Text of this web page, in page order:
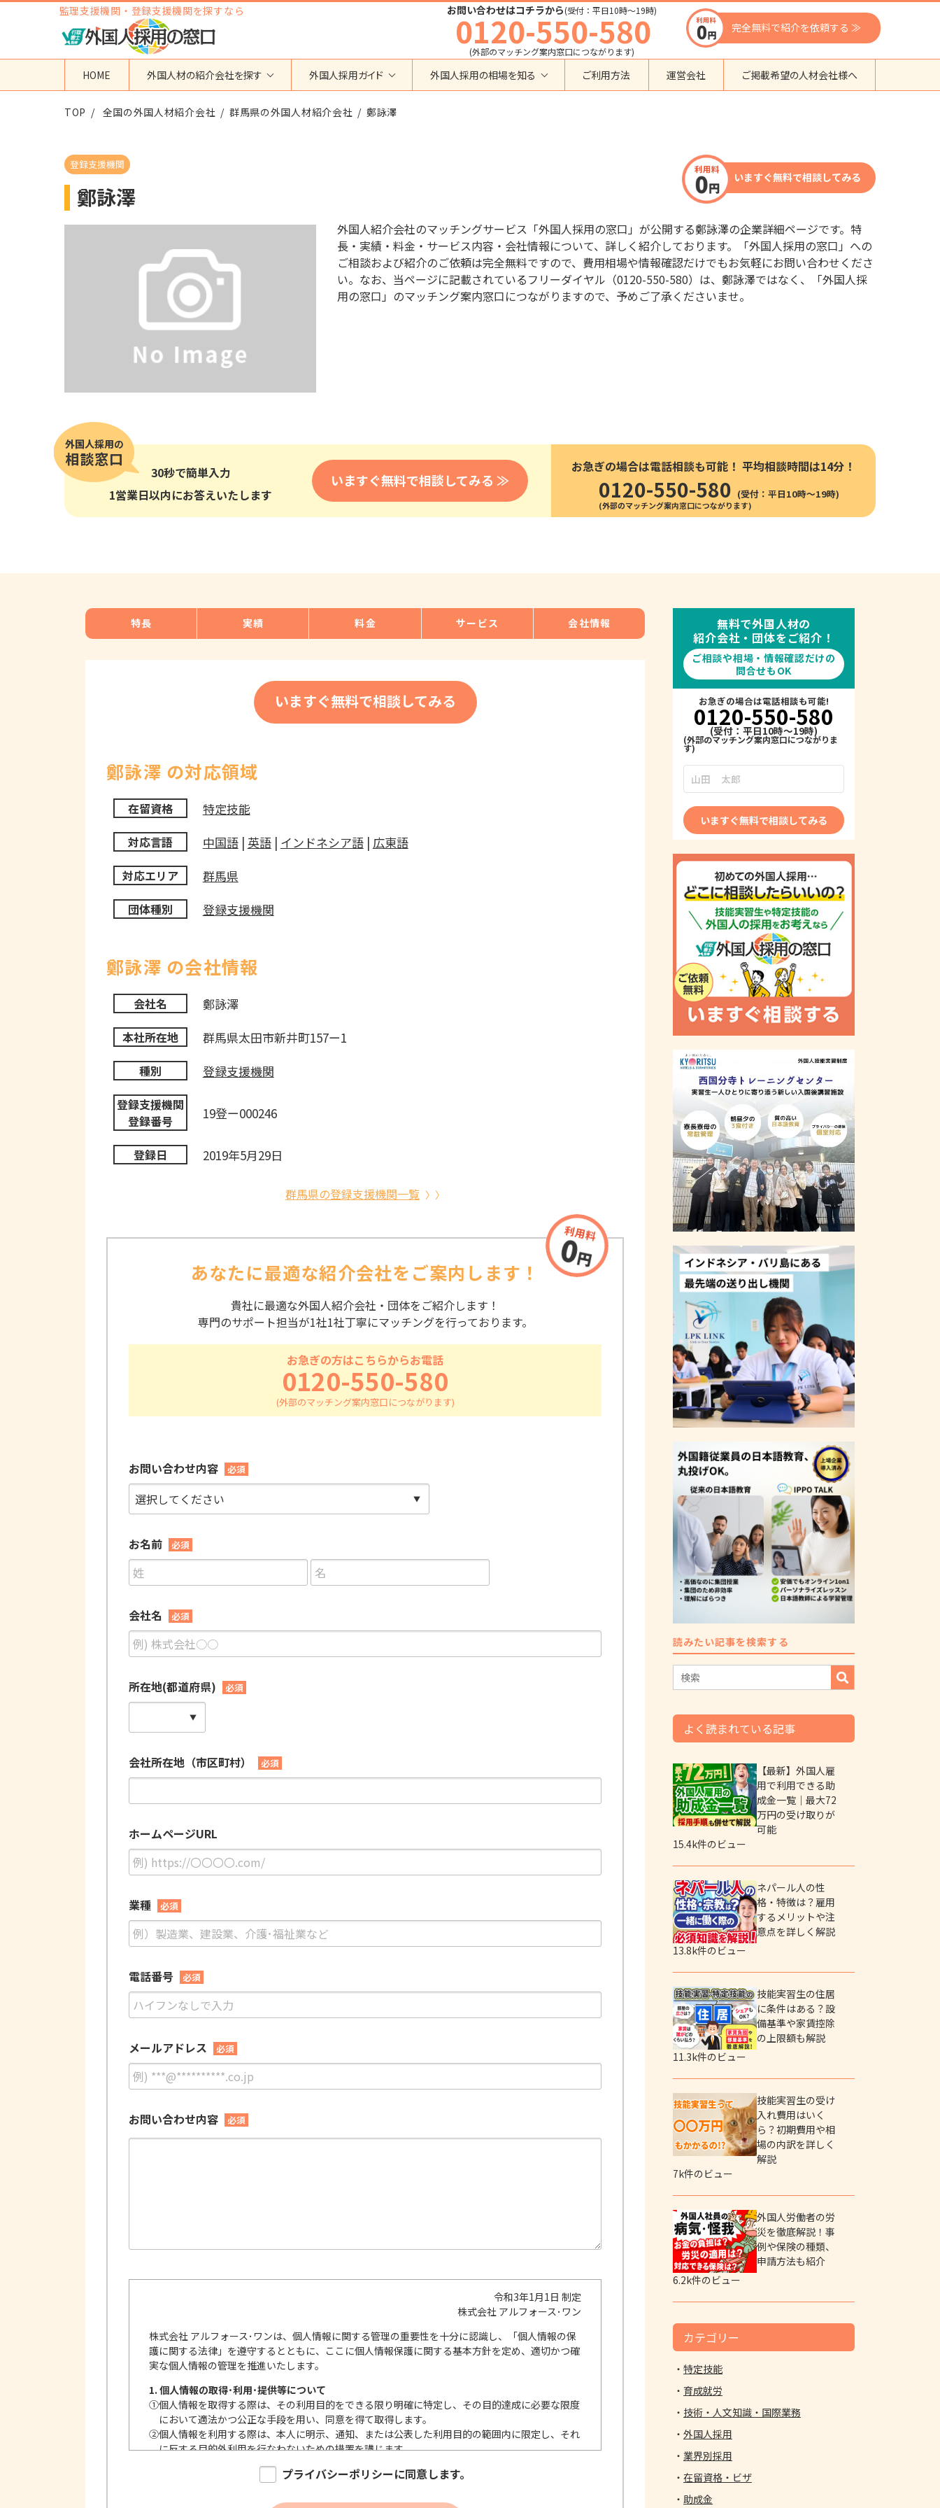
監理支援機関・登録支援機関を探すなら お問い合わせはコチラから(受付：平日10時〜19時)
0120-550-580
(外部のマッチング案内窓口につながります)
完全無料で紹介を依頼する ≫
HOME 外国人材の紹介会社を探す
地域から検索する
神奈川県
大阪府
その他の地域
国籍から検索する
タイ
ネパール
中国
その他の国籍
在留資格から検索する
高度専門職
留学
インターンシップ
特定活動
介護
運送・ドライバー
自動車整備
宿泊
外食
農業
通訳・翻訳
IT
営業
貿易
登録支援機関
外国人紹介会社
外国人派遣会社
行政書士事務所
送り出し機関
外国人採用ガイド
特定技能
在留資格・ビザ
教育・研修
採用市場
調査・プレスリリース
お役立ち資料
外国人採用の相場を知る ご利用方法 運営会社 ご掲載希望の人材会社様へ
TOP 全国の外国人材紹介会社 群馬県の外国人材紹介会社 鄭詠澤
登録支援機関
鄭詠澤
いますぐ無料で相談してみる
外国人紹介会社のマッチングサービス「外国人採用の窓口」が公開する鄭詠澤の企業詳細ページです。特
長・実績・料金・サービス内容・会社情報について、詳しく紹介しております。「外国人採用の窓口」への
ご相談および紹介のご依頼は完全無料ですので、費用相場や情報確認だけでもお気軽にお問い合わせくださ
い。なお、当ページに記載されているフリーダイヤル（0120-550-580）は、鄭詠澤ではなく、「外国人採
用の窓口」のマッチング案内窓口につながりますので、予めご了承くださいませ。
30秒で簡単入力
1営業日以内にお答えいたします
いますぐ無料で相談してみる ≫
お急ぎの場合は電話相談も可能！ 平均相談時間は14分！
0120-550-580 (受付：平日10時〜19時)
特長 実績 料金 サービス 会社情報
いますぐ無料で相談してみる
鄭詠澤 の対応領域
在留資格 特定技能
対応言語 中国語| 英語| インドネシア語| 広東語
対応エリア 群馬県
団体種別 登録支援機関
鄭詠澤 の会社情報
会社名 鄭詠澤
本社所在地 群馬県太田市新井町157ー1
種別 登録支援機関
登録支援機関
登録番号
19登ー000246
登録日 2019年5月29日
群馬県の登録支援機関一覧
あなたに最適な紹介会社をご案内します！
貴社に最適な外国人紹介会社・団体をご紹介します！
専門のサポート担当が1社1社丁寧にマッチングを行っております。
お急ぎの方はこちらからお電話
0120-550-580
お問い合わせ内容 必須
お名前 必須
会社名 必須
所在地(都道府県) 必須
会社所在地（市区町村） 必須
ホームページURL
業種 必須
電話番号 必須
メールアドレス 必須
お問い合わせ内容 必須
令和3年1月1日 制定
株式会社 アルフォース･ワン
株式会社 アルフォース･ワンは、個人情報に関する管理の重要性を十分に認識し、「個人情報の保
護に関する法律」を遵守するとともに、ここに個人情報保護に関する基本方針を定め、適切かつ確
実な個人情報の管理を推進いたします。
1. 個人情報の取得･利用･提供等について
①個人情報を取得する際は、その利用目的をできる限り明確に特定し、その目的達成に必要な限度
において適法かつ公正な手段を用い、同意を得て取得します。
②個人情報を利用する際は、本人に明示、通知、または公表した利用目的の範囲内に限定し、それ
に反する目的外利用を行なわないための措置を講じます。
個人情報を第三者に提供またはその取扱いを委託する際は、本人が同意を与えた利用目的の範囲
内で、適法にこれを行います。プライバシーポリシーに同意します。
無料で外国人材の
紹介会社・団体をご紹介！
ご相談や相場・情報確認だけの
問合せもOK
お急ぎの場合は電話相談も可能!
0120-550-580
(受付：平日10時～19時)
いますぐ無料で相談してみる
読みたい記事を検索する
よく読まれている記事
【最新】外国人雇
用で利用できる助
成金一覧｜最大72
万円の受け取りが
可能
15.4k件のビュー
ネパール人の性
格・特徴は？雇用
するメリットや注
意点を詳しく解説
13.8k件のビュー
技能実習生の住居
に条件はある？設
備基準や家賃控除
の上限額も解説
11.3k件のビュー
技能実習生の受け
入れ費用はいく
ら？初期費用や相
場の内訳を詳しく
解説
7k件のビュー
外国人労働者の労
災を徹底解説！事
例や保険の種類、
申請方法も紹介
6.2k件のビュー
カテゴリー
特定技能
育成就労
技術・人文知識・国際業務
外国人採用
業界別採用
在留資格・ビザ
助成金